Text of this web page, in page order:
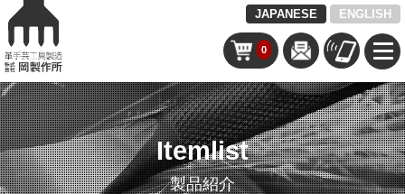
JAPANESE ENGLISH
0
Itemlist
製品紹介